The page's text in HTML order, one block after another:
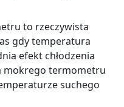
to rzeczywista
gdy temperatura
efekt chłodzenia
mokrego termometru
suchego